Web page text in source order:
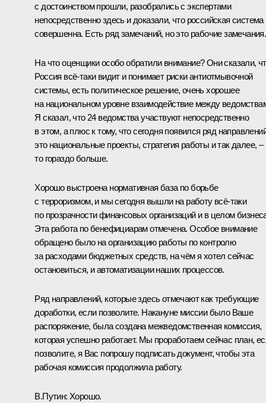
с достоинством прошли, разобрались с экспертами
непосредственно здесь и доказали, что российская система
совершенна. Есть ряд замечаний, но это рабочие замечания.
На что оценщики особо обратили внимание? Они сказали,
Россия всё‑таки видит и понимает риски антиотмывочной
системы, есть политическое решение, очень хорошее
на национальном уровне взаимодействие между
Я сказал, что 24 ведомства участвуют непосредственно
в этом, а плюс к тому, что сегодня появился ряд
это национальные проекты, стратегия работы и так далее, –
то гораздо больше.
Хорошо выстроена нормативная база по борьбе
с терроризмом, и мы сегодня вышли на работу всё‑таки
по прозрачности финансовых организаций и в целом
Эта работа по бенефициарам отмечена. Особое внимание
обращено было на организацию работы по контролю
за расходами бюджетных средств, на чём я хотел сейчас
остановиться, и автоматизации наших процессов.
Ряд направлений, которые здесь отмечают как требующие
доработки, если позволите. Накануне миссии было Ваше
распоряжение, была создана межведомственная комиссия,
которая успешно работает. Мы проработаем сейчас план,
позволите, я Вас попрошу подписать документ, чтобы эта
рабочая комиссия продолжила работу.
В.Путин: Хорошо.